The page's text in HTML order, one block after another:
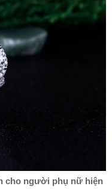
cho người phụ nữ hiện